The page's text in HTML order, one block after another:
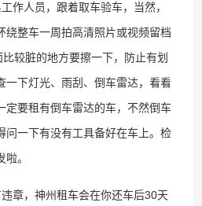
人员，跟着取车验车，当然，
绕整车一周拍高清照片或视频留档
较脏的地方要擦一下，防止有划
一下灯光、雨刮、倒车雷达，看看
定要租有倒车雷达的车，不然倒车
问一下有没有工具备好在车上。检
。
，神州租车会在你还车后30天